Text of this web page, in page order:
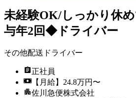
未経験OK/しっかり休
与年2回◆ドライバー
その他配送ドライバー
正社員
【月給】24.8万円〜
佐川急便株式会社